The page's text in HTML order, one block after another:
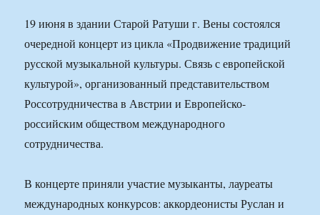
19 июня в здании Старой Ратуши г. Вены состоялся
очередной концерт из цикла «Продвижение традиций
русской музыкальной культуры. Связь с европейской
культурой», организованный представительством
Россотрудничества в Австрии и Европейско-
российским обществом международного
сотрудничества.
В концерте приняли участие музыканты, лауреаты
международных конкурсов: аккордеонисты Руслан и